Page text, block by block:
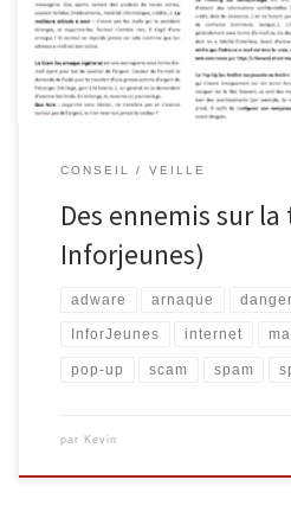
même avoir des conséquences
sont-ils, ces voyous […]
CONSEIL VEILLE
Des ennemis sur
Inforjeunes)
adware arnaque danger
InforJeunes internet
pop-up scam spam
par Kevin